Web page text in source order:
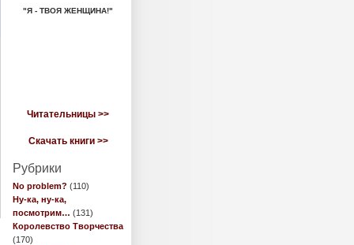
"Я - ТВОЯ ЖЕНЩИНА!"
Читательницы >>
Скачать книги >>
Рубрики
No problem? (110)
Ну-ка, ну-ка,
посмотрим… (131)
Королевство Творчества
(170)